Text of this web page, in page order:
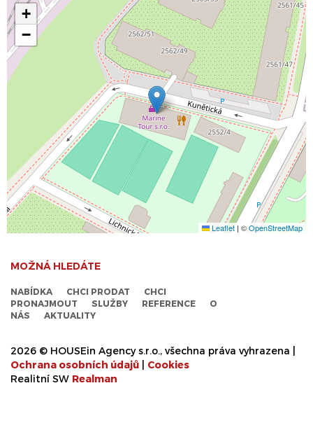
+
−
Leaflet | ©OpenStreetMap
MOŽNÁ HLEDÁTE
NABÍDKA CHCI PRODAT
CHCI
PRONAJMOUT
SLUŽBY REFERENCE
O
NÁS
AKTUALITY
2026 © HOUSEin Agency s.r.o., všechna práva vyhrazena |
Ochrana osobních údajů
Cookies
Realitní SW Realman